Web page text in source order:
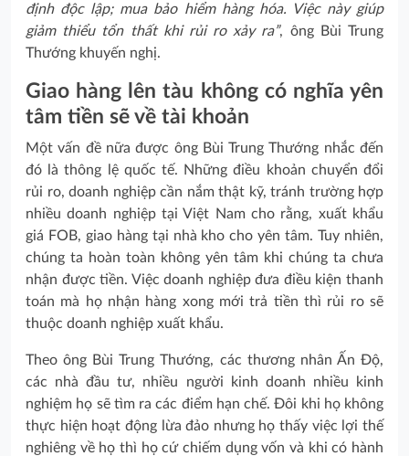
định độc lập; mua bảo hiểm hàng hóa. Việc này giúp
giảm thiểu tổn thất khi rủi ro xảy ra”, ông Bùi Trung
Thướng khuyến nghị.
Giao hàng lên tàu không có nghĩa yên
tâm tiền sẽ về tài khoản
Một vấn đề nữa được ông Bùi Trung Thướng nhắc đến
đó là thông lệ quốc tế. Những điều khoản chuyển đổi
rủi ro, doanh nghiệp cần nắm thật kỹ, tránh trường hợp
nhiều doanh nghiệp tại Việt Nam cho rằng, xuất khẩu
giá FOB, giao hàng tại nhà kho cho yên tâm. Tuy nhiên,
chúng ta hoàn toàn không yên tâm khi chúng ta chưa
nhận được tiền. Việc doanh nghiệp đưa điều kiện thanh
toán mà họ nhận hàng xong mới trả tiền thì rủi ro sẽ
thuộc doanh nghiệp xuất khẩu.
Theo ông Bùi Trung Thướng, các thương nhân Ấn Độ,
các nhà đầu tư, nhiều người kinh doanh nhiều kinh
nghiệm họ sẽ tìm ra các điểm hạn chế. Đôi khi họ không
thực hiện hoạt động lừa đảo nhưng họ thấy việc lợi thế
nghiêng về họ thì họ cứ chiếm dụng vốn và khi có hành